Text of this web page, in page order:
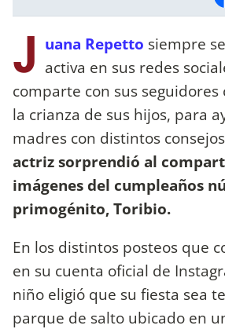
J uana Repetto siempre
activa en sus redes
comparte con sus
la crianza de sus hijos, para
madres con distintos
actriz sorprendió al
imágenes del cumpleaños
primogénito, Toribio.
En los distintos posteos que
en su cuenta oficial de
niño eligió que su fiesta sea
parque de salto ubicado en